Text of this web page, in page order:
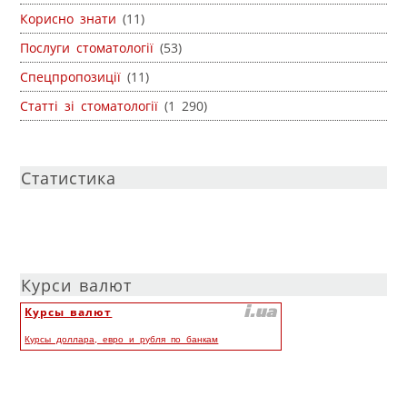
Корисно знати (11)
Послуги стоматології (53)
Спецпропозиції (11)
Статті зі стоматології (1 290)
Статистика
Курси валют
Курсы валют
Курсы доллара, евро и рубля по банкам